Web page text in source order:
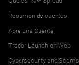
Resumen de cuentas
Abre una Cuenta
Trader Launch en Web
Cybersecurity and Scams